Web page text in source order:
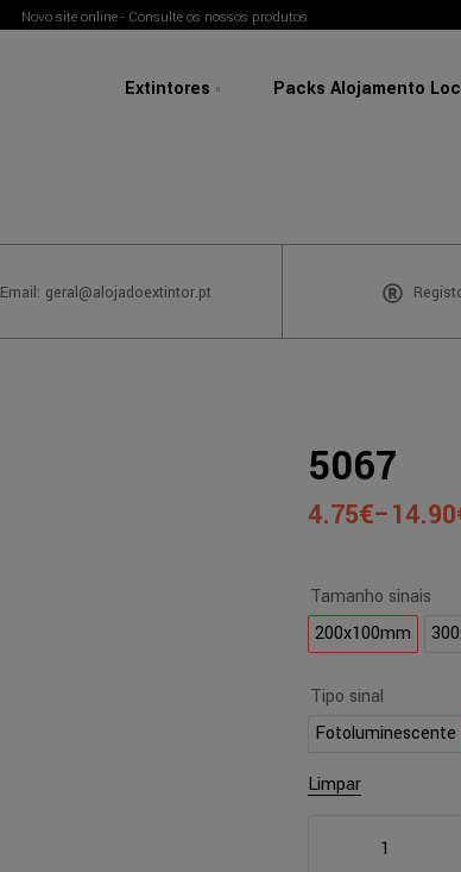
Novo site online - Consulte os nossos produtos
Extintores Packs Alojamento
Email: geral@alojadoextintor.pt
5067
4.75€–14.90
Tamanho sinais
200x100mm
Tipo sinal
Fotoluminescente
Limpar